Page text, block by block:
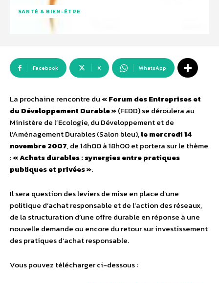
SANTÉ & BIEN-ÊTRE
Facebook X WhatsApp
La prochaine rencontre du « Forum des Entreprises et
du Développement Durable »(FEDD) se déroulera au
Ministère de l’Ecologie, du Développement et de
l’Aménagement Durables (Salon bleu),le mercredi 14
novembre 2007, de 14h00 à 18h00 et portera sur le thème
:« Achats durables : synergies entre pratiques
publiques et privées ».
Il sera question des leviers de mise en place d’une
politique d’achat responsable et de l’action des réseaux,
de la structuration d’une offre durable en réponse à une
nouvelle demande ou encore du retour sur investissement
des pratiques d’achat responsable.
Vous pouvez télécharger ci-dessous :